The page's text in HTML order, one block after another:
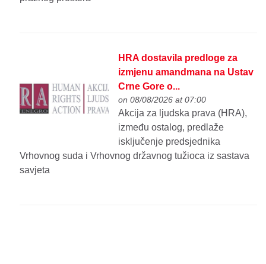
HRA dostavila predloge za
izmjenu amandmana na Ustav
Crne Gore o...
on 08/08/2026 at 07:00
Akcija za ljudska prava (HRA),
između ostalog, predlaže
isključenje predsjednika
Vrhovnog suda i Vrhovnog državnog tužioca iz sastava
savjeta